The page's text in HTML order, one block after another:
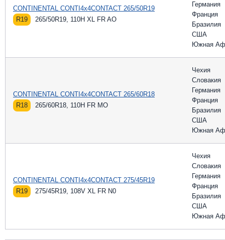
CONTINENTAL CONTI4x4CONTACT 265/50R19
R19
265/50R19, 110H XL FR AO
Германия
Франция
Бразилия
США
Южная
CONTINENTAL CONTI4x4CONTACT 265/60R18
R18
265/60R18, 110H FR MO
Чехия
Словакия
Германия
Франция
Бразилия
США
Южная
CONTINENTAL CONTI4x4CONTACT 275/45R19
R19
275/45R19, 108V XL FR N0
Чехия
Словакия
Германия
Франция
Бразилия
США
Южная